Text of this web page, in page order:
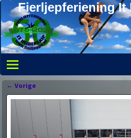
Fierljepferiening It
Bericht navigatie
← Vorige